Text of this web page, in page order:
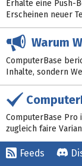
Erhalte eine Push-
Erscheinen neuer
Warum
ComputerBase
Inhalte, sondern
ComputerBase
zugleich faire
Feeds